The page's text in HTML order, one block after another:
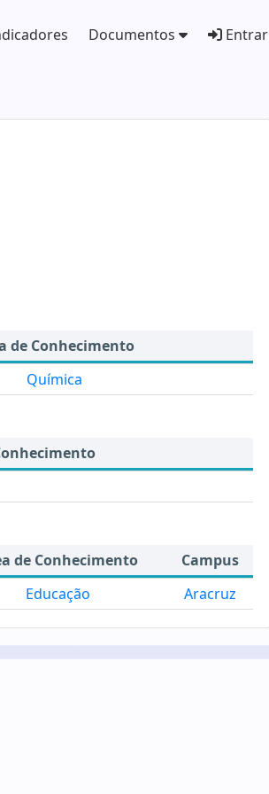
Documentos Entrar
de Conhecimento
Química
de Conhecimento
Campus
Educação Aracruz